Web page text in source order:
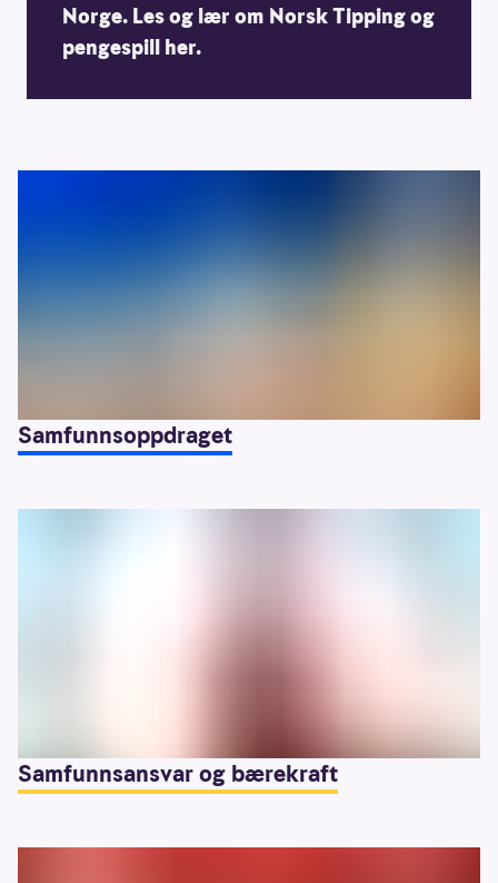
Norge. Les og lær om Norsk Tipping og
pengespill her.
Samfunnsoppdraget
Samfunnsansvar og bærekraft